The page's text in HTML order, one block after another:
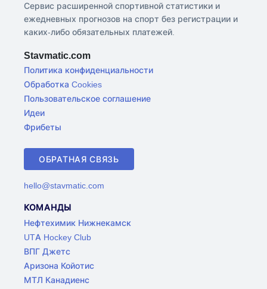
Сервис расширенной спортивной статистики и
ежедневных прогнозов на спорт без регистрации и
каких-либо обязательных платежей.
Stavmatic.com
Политика конфиденциальности
Обработка Cookies
Пользовательское соглашение
Идеи
Фрибеты
ОБРАТНАЯ СВЯЗЬ
hello@stavmatic.com
КОМАНДЫ
Нефтехимик Нижнекамск
UTA Hockey Club
ВПГ Джетс
Аризона Койотис
МТЛ Канадиенс